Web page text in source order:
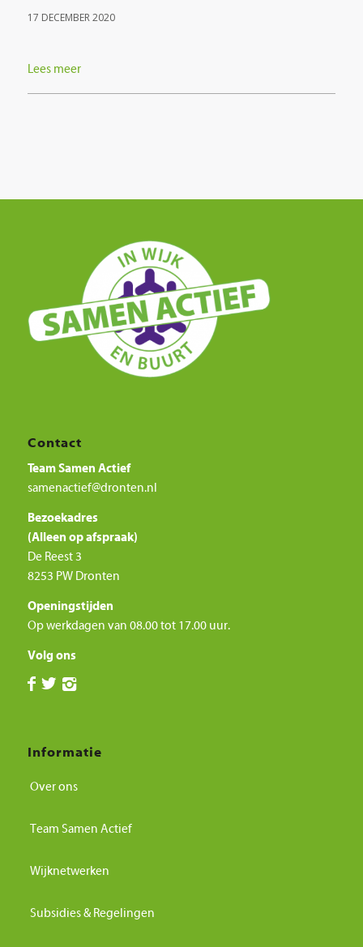
17 DECEMBER 2020
Lees meer
Contact
Team Samen Actief
samenactief@dronten.nl
Bezoekadres
(Alleen op afspraak)
De Reest 3
8253 PW Dronten
Openingstijden
Op werkdagen van 08.00 tot 17.00 uur.
Volg ons
Informatie
Over ons
Team Samen Actief
Wijknetwerken
Subsidies & Regelingen